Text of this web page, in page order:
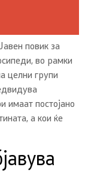
повик за
во рамки
целни групи
имаат постојано
а кои ќе